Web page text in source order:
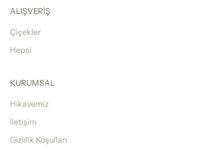
ALIŞVERİŞ
Çiçekler
Hepsi
KURUMSAL
Hikayemiz
İletişim
Gizlilik Koşulları